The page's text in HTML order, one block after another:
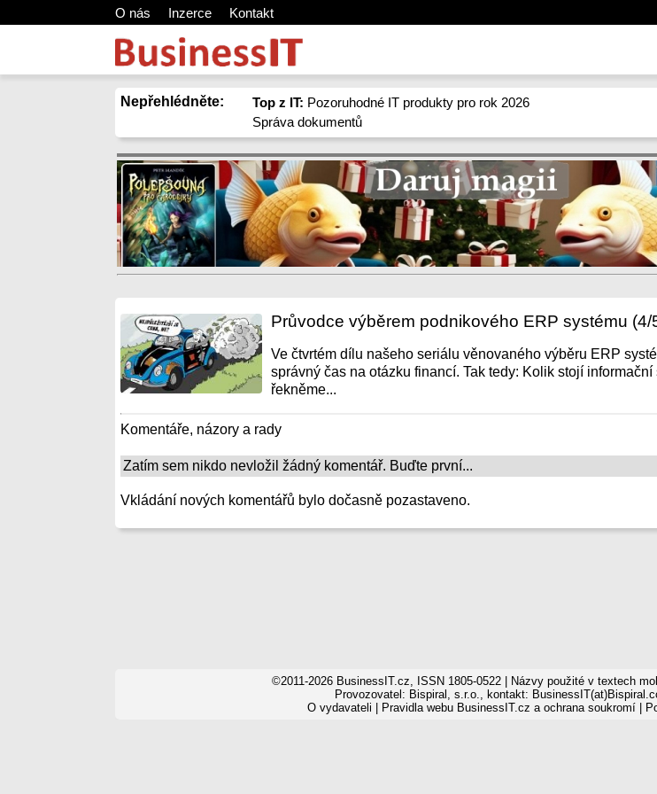
O nás Inzerce Kontakt
Nepřehlédněte: Top z IT: Pozoruhodné IT produkty pro rok 2026
Správa dokumentů
Průvodce výběrem podnikového ERP systému (4/
Ve čtvrtém dílu našeho seriálu věnovaného výběru ERP
správný čas na otázku financí. Tak tedy: Kolik stojí informační
řekněme...
Komentáře, názory a rady
Zatím sem nikdo nevložil žádný komentář. Buďte první...
Vkládání nových komentářů bylo dočasně pozastaveno.
©2011-2026 BusinessIT.cz, ISSN 1805-0522 | Názvy použité v textech
Provozovatel: Bispiral, s.r.o., kontakt:
O vydavateli
Pravidla webu BusinessIT.cz a ochrana soukromí|